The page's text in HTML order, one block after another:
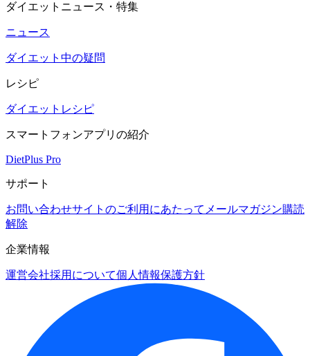
ダイエットニュース・特集
ニュース
ダイエット中の疑問
レシピ
ダイエットレシピ
スマートフォンアプリの紹介
DietPlus Pro
サポート
お問い合わせサイトのご利用にあたって メールマガジン購読
解除
企業情報
運営会社採用について個人情報保護方針